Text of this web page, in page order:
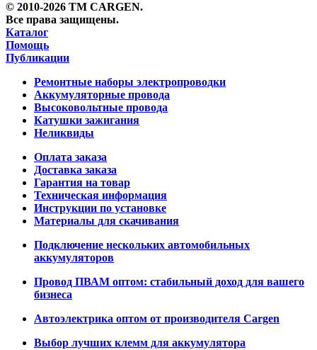
© 2010-2026 TM CARGEN.
Все права защищены.
Каталог
Помощь
Публикации
Ремонтные наборы электропроводки
Аккумуляторные провода
Высоковольтные провода
Катушки зажигания
Неликвиды
Оплата заказа
Доставка заказа
Гарантия на товар
Техническая информация
Инструкции по установке
Материалы для скачивания
Подключение нескольких автомобильных
аккумуляторов
Провод ПВАМ оптом: стабильный доход для вашего
бизнеса
Автоэлектрика оптом от производителя Cargen
Выбор лучших клемм для аккумулятора